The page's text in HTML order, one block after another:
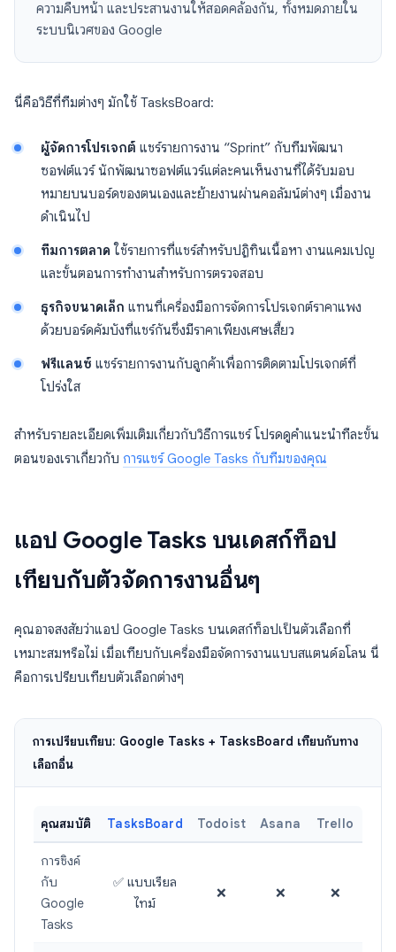
ความคืบหน้า และประสานงานให้สอดคล้องกัน, ทั้งหมดภายใน
ระบบนิเวศของ Google
นี่คือวิธีที่ทีมต่างๆ มักใช้ TasksBoard:
ผู้จัดการโปรเจกต์ แชร์รายการงาน “Sprint” กับทีมพัฒนา
ซอฟต์แวร์ นักพัฒนาซอฟต์แวร์แต่ละคนเห็นงานที่ได้รับมอบ
หมายบนบอร์ดของตนเองและย้ายงานผ่านคอลัมน์ต่างๆ เมื่องาน
ดำเนินไป
ทีมการตลาด ใช้รายการที่แชร์สำหรับปฏิทินเนื้อหา งานแคมเปญ
และขั้นตอนการทำงานสำหรับการตรวจสอบ
ธุรกิจขนาดเล็ก แทนที่เครื่องมือการจัดการโปรเจกต์ราคาแพง
ด้วยบอร์ดคัมบังที่แชร์กันซึ่งมีราคาเพียงเศษเสี้ยว
ฟรีแลนซ์ แชร์รายการงานกับลูกค้าเพื่อการติดตามโปรเจกต์ที่
โปร่งใส
สำหรับรายละเอียดเพิ่มเติมเกี่ยวกับวิธีการแชร์ โปรดดูคำแนะนำทีละขั้น
ตอนของเราเกี่ยวกับ การแชร์ Google Tasks กับทีมของคุณ
แอป Google Tasks บนเดสก์ท็อป
เทียบกับตัวจัดการงานอื่นๆ
คุณอาจสงสัยว่าแอป Google Tasks บนเดสก์ท็อปเป็นตัวเลือกที่
เหมาะสมหรือไม่ เมื่อเทียบกับเครื่องมือจัดการงานแบบสแตนด์อโลน นี่
คือการเปรียบเทียบตัวเลือกต่างๆ
การเปรียบเทียบ: Google Tasks + TasksBoard เทียบกับทาง
เลือกอื่น
คุณสมบัติ TasksBoard Todoist Asana Trello
การซิงค์
กับ
Google
Tasks
✅ แบบเรียล
ไทม์
❌ ❌ ❌